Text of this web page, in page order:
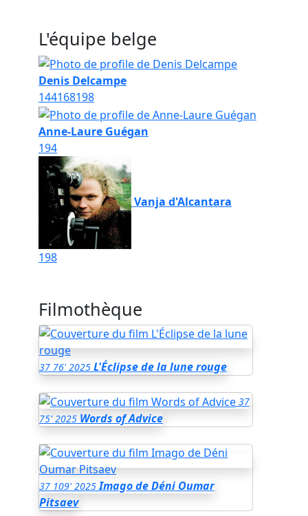
L'équipe belge
Denis Delcampe
144168198
Anne-Laure Guégan
194
Vanja d'Alcantara
198
Filmothèque
37 76' 2025 L'Éclipse de la lune rouge
37
75' 2025 Words of Advice
37 109' 2025 Imago de Déni Oumar
Pitsaev